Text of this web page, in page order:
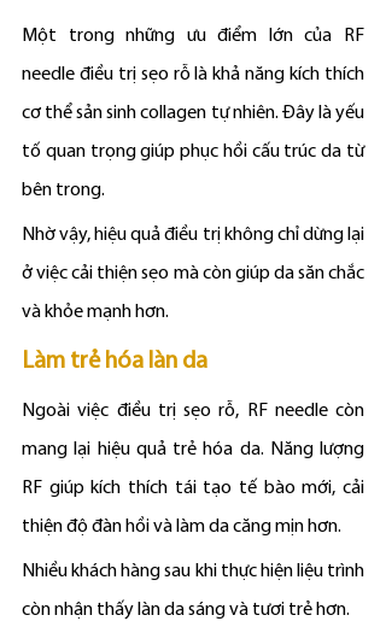
Một trong những ưu điểm lớn của RF
needle điều trị sẹo rỗ là khả năng kích thích
cơ thể sản sinh collagen tự nhiên. Đây là yếu
tố quan trọng giúp phục hồi cấu trúc da từ
bên trong.
Nhờ vậy, hiệu quả điều trị không chỉ dừng lại
ở việc cải thiện sẹo mà còn giúp da săn chắc
và khỏe mạnh hơn.
Làm trẻ hóa làn da
Ngoài việc điều trị sẹo rỗ, RF needle còn
mang lại hiệu quả trẻ hóa da. Năng lượng
RF giúp kích thích tái tạo tế bào mới, cải
thiện độ đàn hồi và làm da căng mịn hơn.
Nhiều khách hàng sau khi thực hiện liệu trình
còn nhận thấy làn da sáng và tươi trẻ hơn.